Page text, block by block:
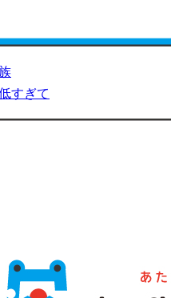
すぎて